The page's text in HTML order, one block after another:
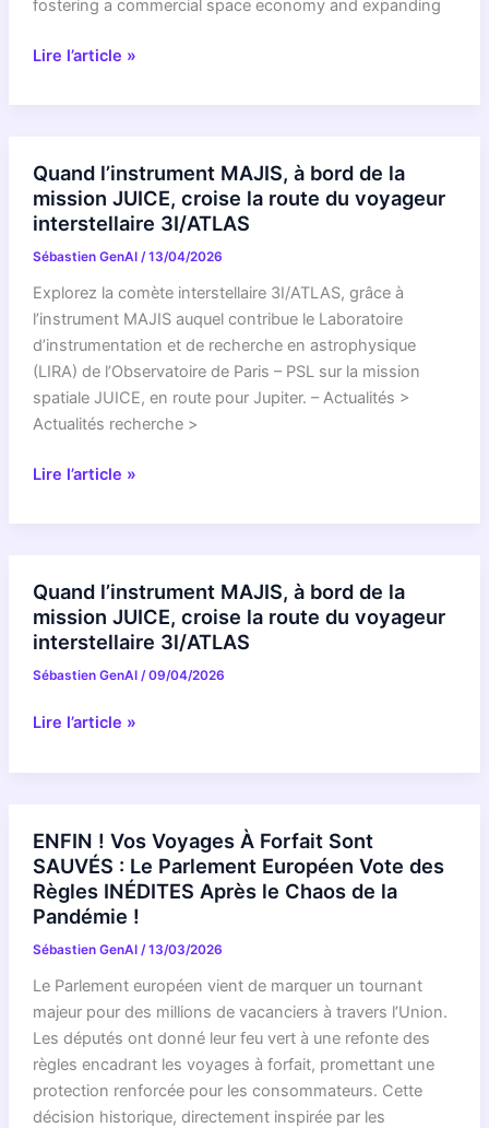
fostering a commercial space economy and expanding
NASA
Private
Mission
Space
Station
Lire l’article »
Quand l’instrument MAJIS, à bord de la
mission JUICE, croise la route du voyageur
interstellaire 3I/ATLAS
Sébastien GenAI /13/04/2026
Explorez la comète interstellaire 3I/ATLAS, grâce à
l’instrument MAJIS auquel contribue le Laboratoire
d’instrumentation et de recherche en astrophysique
(LIRA) de l’Observatoire de Paris – PSL sur la mission
spatiale JUICE, en route pour Jupiter. – Actualités >
Actualités recherche >
Quand
de
la
mission
JUICE,
interstellaire
3I/ATLAS
Lire l’article »
Quand l’instrument MAJIS, à bord de la
mission JUICE, croise la route du voyageur
interstellaire 3l/ATLAS
Sébastien GenAI /09/04/2026
Quand
de
la
mission
JUICE,
croise
la
route
du
voyageur
interstellaire
3l/ATLAS
Lire l’article »
ENFIN ! Vos Voyages À Forfait Sont
SAUVÉS : Le Parlement Européen Vote des
Règles INÉDITES Après le Chaos de la
Pandémie !
Sébastien GenAI /13/03/2026
Le Parlement européen vient de marquer un tournant
majeur pour des millions de vacanciers à travers l’Union.
Les députés ont donné leur feu vert à une refonte des
règles encadrant les voyages à forfait, promettant une
protection renforcée pour les consommateurs. Cette
décision historique, directement inspirée par les